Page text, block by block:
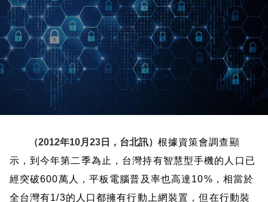
（2012年10月 23日，台北訊） 根據資策會調查顯
示，到今年第二季為止，台灣持有智慧型手機的人口已
經突破600萬人，平板電腦普及率也高達10% ，相當於
全台灣有1/3的人口都擁有行動上網裝置，但在行動裝